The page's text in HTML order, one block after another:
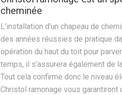
cheminée
L’installation d’un chapeau de
des années réussies de pratique
opération du haut du toit pour
temps, il s’assurera également de
Tout cela confirme donc le niveau
Christol ramonage vous